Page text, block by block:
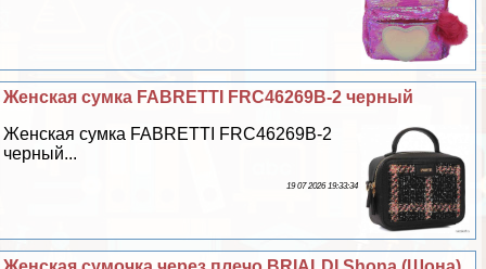
Женская сумка FABRETTI FRC46269B-2 черный
Женская сумка FABRETTI FRC46269B-2
черный...
19 07 2026 19:33:34